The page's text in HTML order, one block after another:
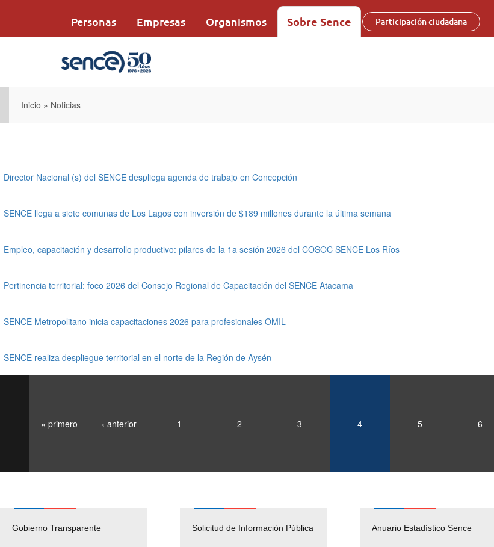
Personas Empresas Organismos Sobre Sence Participación ciudadana
Inicio » Noticias
Director Nacional (s) del SENCE despliega agenda de trabajo en Concepción
SENCE llega a siete comunas de Los Lagos con inversión de $189 millones durante la última semana
Empleo, capacitación y desarrollo productivo: pilares de la 1a sesión 2026 del COSOC SENCE Los Ríos
Pertinencia territorial: foco 2026 del Consejo Regional de Capacitación del SENCE Atacama
SENCE Metropolitano inicia capacitaciones 2026 para profesionales OMIL
SENCE realiza despliegue territorial en el norte de la Región de Aysén
« primero ‹ anterior 1 2 3 4 5 6
Gobierno Transparente Solicitud de Información Pública Anuario Estadístico Sence
Pago Proveedores
Empleos Públicos
Solicitud Audiencias y